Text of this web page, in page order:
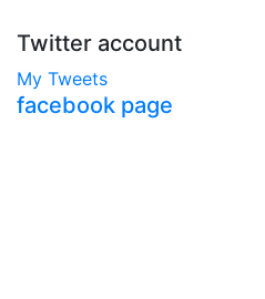
Twitter account
My Tweets
facebook page